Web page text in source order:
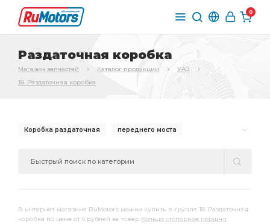
0
Раздаточная коробка
Магазин запчастей Каталог продукции
УАЗ
18. Раздаточная коробка
Коробка раздаточная переднего моста
включения переднего включения переднего моста
В интернет магазине RuMotors можно купить в группе 18. Раздаточная
коробка по цене от 6 рублей за товар Кольцо стопорное поршня